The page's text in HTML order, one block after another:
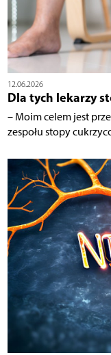
12.06.2026
Dla tych lekarzy
– Moim celem jest
zespołu stopy